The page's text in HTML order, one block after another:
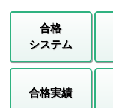
合格
システム
合格実績